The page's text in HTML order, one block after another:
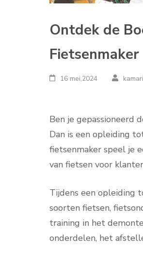
Ontdek de
Fietsenmaker
16 mei,2024
Ben je gepassioneerd
Dan is een opleiding
fietsenmaker speel je
van fietsen voor
Tijdens een opleiding
soorten fietsen,
training in het
onderdelen, het